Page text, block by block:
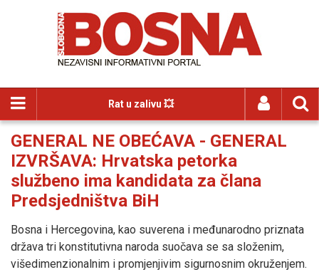
Rat u zalivu 💥
GENERAL NE OBEĆAVA - GENERAL
IZVRŠAVA: Hrvatska petorka
službeno ima kandidata za člana
Predsjedništva BiH
Bosna i Hercegovina, kao suverena i međunarodno priznata
država tri konstitutivna naroda suočava se sa složenim,
višedimenzionalnim i promjenjivim sigurnosnim okruženjem.